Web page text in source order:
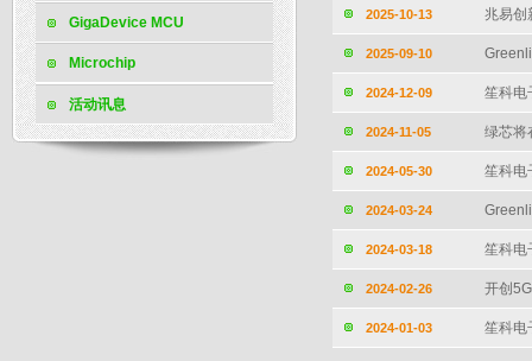
GigaDevice MCU
Microchip
活动讯息
2025-10-13 兆易创
2025-09-10
2024-12-09 笙科电
2024-11-05 绿芯将
2024-05-30 笙科电
2024-03-24
2024-03-18 笙科电
2024-02-26 开创
2024-01-03 笙科电